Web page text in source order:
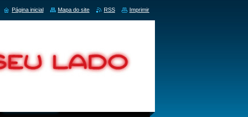
Página inicial Mapa do site RSS Imprimir